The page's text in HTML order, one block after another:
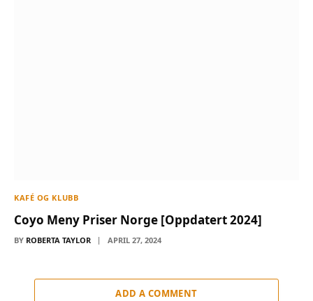
KAFÉ OG KLUBB
Coyo Meny Priser Norge [Oppdatert 2024]
BY ROBERTA TAYLOR APRIL 27, 2024
ADD A COMMENT